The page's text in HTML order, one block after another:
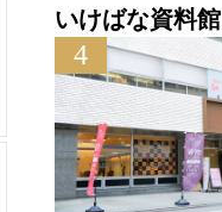
いけばな資料館
4